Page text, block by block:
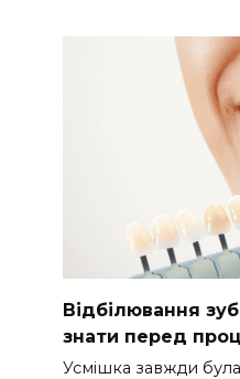
Відбілювання
знати перед
Усмішка завжди